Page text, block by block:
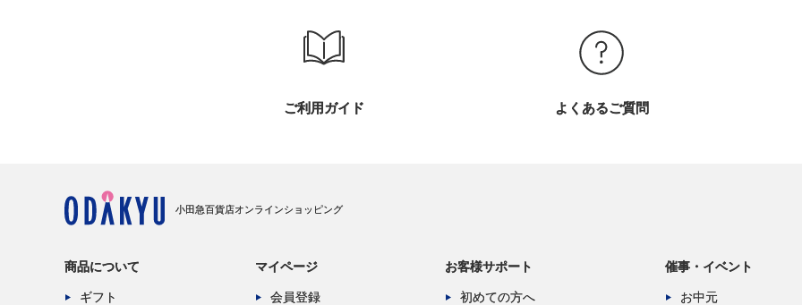
ご利用ガイド よくあるご質問
小田急百貨店オンラインショッピング
商品について
ギフト
マイページ
会員登録
お客様サポート
初めての方へ
催事・イベント
お中元